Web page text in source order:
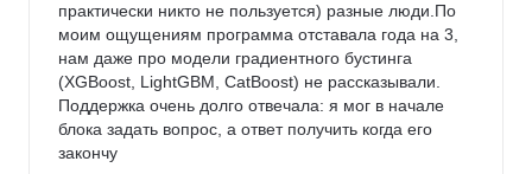
практически никто не пользуется) разные люди.По
моим ощущениям программа отставала года на 3,
нам даже про модели градиентного бустинга
(XGBoost, LightGBM, CatBoost) не рассказывали.
Поддержка очень долго отвечала: я мог в начале
блока задать вопрос, а ответ получить когда его
закончу